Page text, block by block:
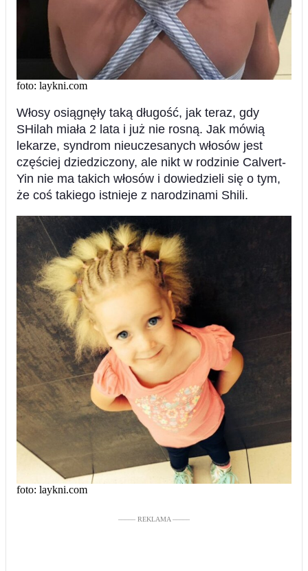
foto: laykni.com
Włosy osiągnęły taką długość, jak teraz, gdy
SHilah miała 2 lata i już nie rosną. Jak mówią
lekarze, syndrom nieuczesanych włosów jest
częściej dziedziczony, ale nikt w rodzinie Calvert-
Yin nie ma takich włosów i dowiedzieli się o tym,
że coś takiego istnieje z narodzinami Shili.
foto: laykni.com
––––– REKLAMA –––––